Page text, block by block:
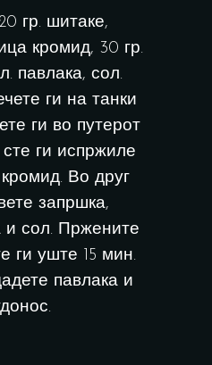
гр. шитаке,
кромид, 30 гр.
павлака, сол.
ги на танки
ги во путерот
сте ги испржиле
Во друг
запршка,
и сол. Пржените
ги уште 15 мин.
павлака и